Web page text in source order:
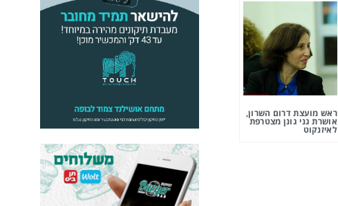
ראש מועצת דרום השרון,
אושרת גני גונן מצטרפת
לאיזנקוט